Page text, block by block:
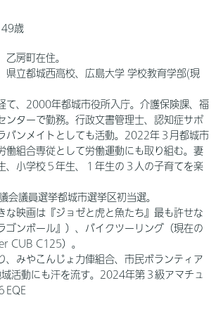
歳
乙房町在住。
県立都城西高校、広島大学 学校教育学部(現
て、2000年都城市役所入庁。介護保険課、福
ンターで勤務。行政文書管理士、認知症サポ
バンメイトとしても活動。2022年３月都城市
働組合専従として労働運動にも取り組む。妻
、小学校５年生、１年生の３人の子育てを楽
会議員選挙都城市選挙区初当選。
な映画は『ジョゼと虎と魚たち』最も許せな
ゴンボール』）、バイクツーリング（現在の
CUB C125）。
、みやこんじょ力俥組合、市民ボランティア
活動にも汗を流す。2024年第３級アマチュ
EQE